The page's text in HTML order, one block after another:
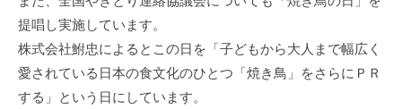
提唱し実施しています。
株式会社鮒忠によるとこの日を「子どもから大人まで幅広く
愛されている日本の食文化のひとつ「焼き鳥」をさらにＰＲ
する」という日にしています。